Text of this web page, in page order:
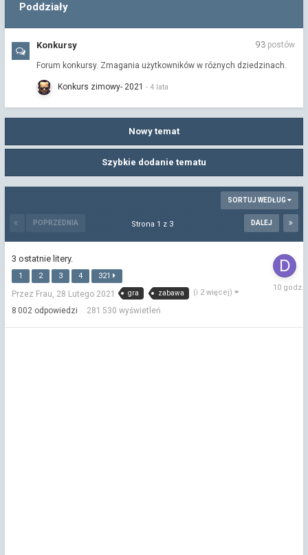
Poddziały
Konkursy
Forum konkursy. Zmagania użytkowników w różnych dziedzinach.
93 postów
Konkurs zimowy- 2021
Nowy temat
Szybkie dodanie tematu
SORTUJ WEDŁUG
POPRZEDNIA DALEJ
Strona 1 z 3
3 ostatnie litery.
1 2 3 4 321
Przez Frau, 28 Lutego 2021 gra zabawa (i 2 więcej)
8 002 odpowiedzi 281 530 wyświetleń
10